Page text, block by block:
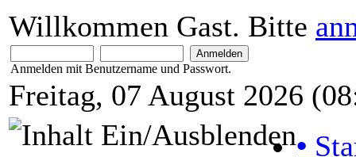
Willkommen Gast. Bitte
Anmelden mit Benutzername und Passwort.
Freitag, 07 August 2026
•